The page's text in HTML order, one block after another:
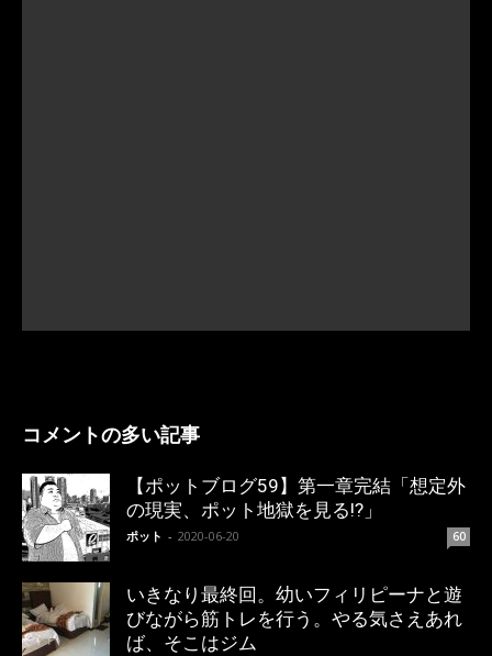
コメントの多い記事
【ポットブログ59】第一章完結「想定外
の現実、ポット地獄を見る!?」
ポット - 2020-06-20 60
いきなり最終回。幼いフィリピーナと遊
びながら筋トレを行う。やる気さえあれ
ば、そこはジム